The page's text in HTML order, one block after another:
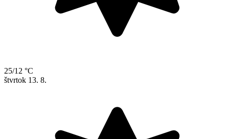
25/12 °C
štvrtok 13. 8.